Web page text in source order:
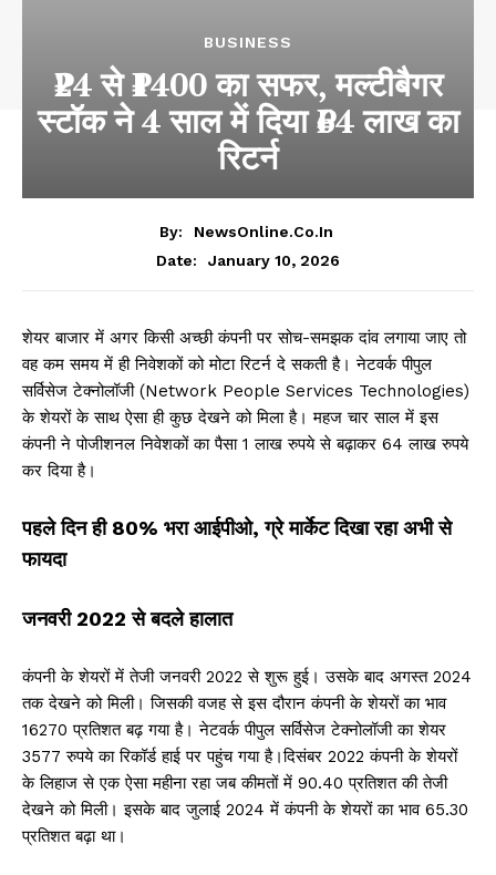
BUSINESS
₹24 से ₹1400 का सफर, मल्टीबैगर
स्टॉक ने 4 साल में दिया ₹64 लाख का
रिटर्न
By:
NewsOnline.co.in
Date:
January 10, 2026
शेयर बाजार में अगर किसी अच्छी कंपनी पर सोच-समझक दांव लगाया जाए तो
वह कम समय में ही निवेशकों को मोटा रिटर्न दे सकती है। नेटवर्क पीपुल
सर्विसेज टेक्नोलॉजी (Network People Services Technologies)
के शेयरों के साथ ऐसा ही कुछ देखने को मिला है। महज चार साल में इस
कंपनी ने पोजीशनल निवेशकों का पैसा 1 लाख रुपये से बढ़ाकर 64 लाख रुपये
कर दिया है।
पहले दिन ही 80% भरा आईपीओ, ग्रे मार्केट दिखा रहा अभी से
फायदा
जनवरी 2022 से बदले हालात
कंपनी के शेयरों में तेजी जनवरी 2022 से शुरू हुई। उसके बाद अगस्त 2024
तक देखने को मिली। जिसकी वजह से इस दौरान कंपनी के शेयरों का भाव
16270 प्रतिशत बढ़ गया है। नेटवर्क पीपुल सर्विसेज टेक्नोलॉजी का शेयर
3577 रुपये का रिकॉर्ड हाई पर पहुंच गया है।दिसंबर 2022 कंपनी के शेयरों
के लिहाज से एक ऐसा महीना रहा जब कीमतों में 90.40 प्रतिशत की तेजी
देखने को मिली। इसके बाद जुलाई 2024 में कंपनी के शेयरों का भाव 65.30
प्रतिशत बढ़ा था।